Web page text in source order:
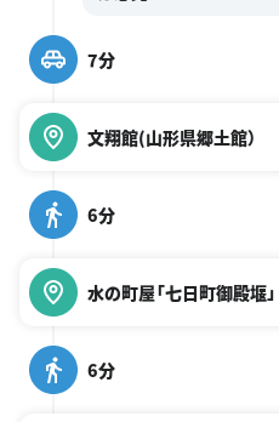
7分
文翔館(山形県郷土館）
6分
水の町屋「七日町御殿堰」
6分